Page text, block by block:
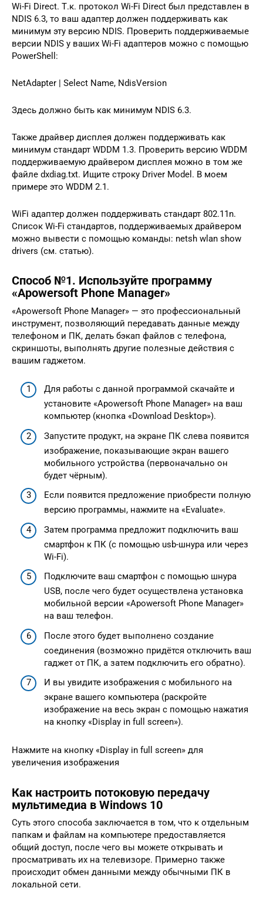
Wi-Fi Direct. Т.к. протокол Wi-Fi Direct был представлен в
NDIS 6.3, то ваш адаптер должен поддерживать как
минимум эту версию NDIS. Проверить поддерживаемые
версии NDIS у ваших Wi-Fi адаптеров можно с помощью
PowerShell:
NetAdapter | Select Name, NdisVersion
Здесь должно быть как минимум NDIS 6.3.
Также драйвер дисплея должен поддерживать как
минимум стандарт WDDM 1.3. Проверить версию WDDM
поддерживаемую драйвером дисплея можно в том же
файле dxdiag.txt. Ищите строку Driver Model. В моем
примере это WDDM 2.1.
WiFi адаптер должен поддерживать стандарт 802.11n.
Cписок Wi-Fi стандартов, поддерживаемых драйвером
можно вывести с помощью команды: netsh wlan show
drivers (см. статью).
Способ №1. Используйте программу
«Apowersoft Phone Manager»
«Apowersoft Phone Manager» — это профессиональный
инструмент, позволяющий передавать данные между
телефоном и ПК, делать бэкап файлов с телефона,
скриншоты, выполнять другие полезные действия с
вашим гаджетом.
Для работы с данной программой скачайте и
установите «Apowersoft Phone Manager» на ваш
компьютер (кнопка «Download Desktop»).
Запустите продукт, на экране ПК слева появится
изображение, показывающие экран вашего
мобильного устройства (первоначально он
будет чёрным).
Если появится предложение приобрести полную
версию программы, нажмите на «Evaluate».
Затем программа предложит подключить ваш
смартфон к ПК (с помощью usb-шнура или через
Wi-Fi).
Подключите ваш смартфон с помощью шнура
USB, после чего будет осуществлена установка
мобильной версии «Apowersoft Phone Manager»
на ваш телефон.
После этого будет выполнено создание
соединения (возможно придётся отключить ваш
гаджет от ПК, а затем подключить его обратно).
И вы увидите изображения с мобильного на
экране вашего компьютера (раскройте
изображение на весь экран с помощью нажатия
на кнопку «Display in full screen»).
Нажмите на кнопку «Display in full screen» для
увеличения изображения
Как настроить потоковую передачу
мультимедиа в Windows 10
Суть этого способа заключается в том, что к отдельным
папкам и файлам на компьютере предоставляется
общий доступ, после чего вы можете открывать и
просматривать их на телевизоре. Примерно также
происходит обмен данными между обычными ПК в
локальной сети.